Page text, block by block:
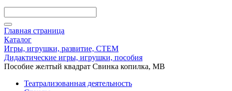
Главная страница
Каталог
Игры, игрушки, развитие, СТЕМ
Дидактические игры, игрушки, пособия
Пособие желтый квадрат Свинка копилка, МВ
Театрализованная деятельность